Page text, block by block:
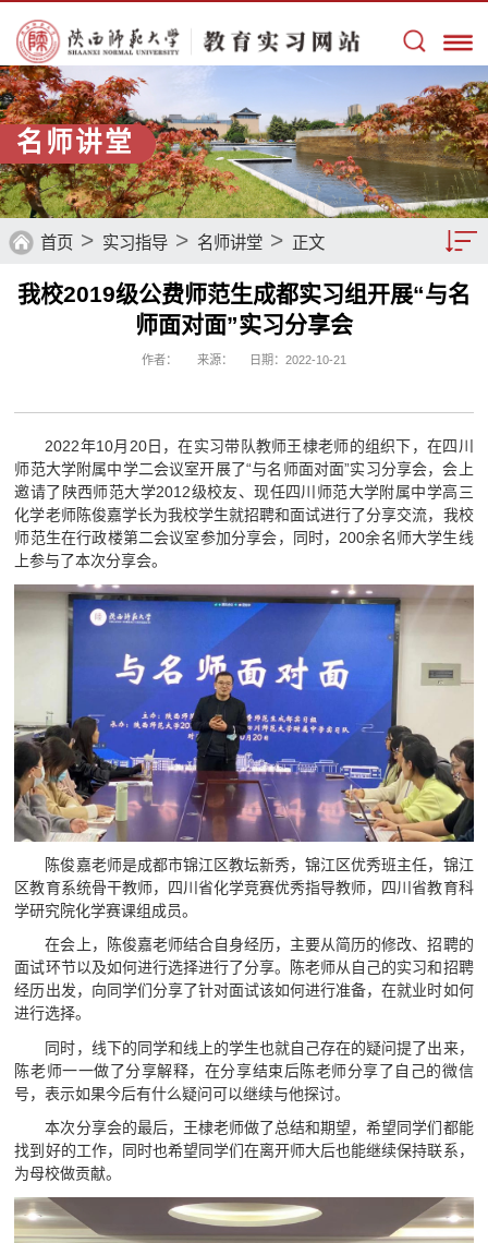
名师讲堂
首页 > 实习指导 > 名师讲堂 > 正文
名师讲堂
我校2019级公费师范生成都实习组开展“与名
师面对面”实习分享会
作者： 来源： 日期：2022-10-21
2022年10月20日，在实习带队教师王棣老师的组织下，在四川
师范大学附属中学二会议室开展了“与名师面对面”实习分享会，会上
邀请了陕西师范大学2012级校友、现任四川师范大学附属中学高三
化学老师陈俊嘉学长为我校学生就招聘和面试进行了分享交流，我校
师范生在行政楼第二会议室参加分享会，同时，200余名师大学生线
上参与了本次分享会。
陈俊嘉老师是成都市锦江区教坛新秀，锦江区优秀班主任，锦江
区教育系统骨干教师，四川省化学竞赛优秀指导教师，四川省教育科
学研究院化学赛课组成员。
在会上，陈俊嘉老师结合自身经历，主要从简历的修改、招聘的
面试环节以及如何进行选择进行了分享。陈老师从自己的实习和招聘
经历出发，向同学们分享了针对面试该如何进行准备，在就业时如何
进行选择。
同时，线下的同学和线上的学生也就自己存在的疑问提了出来，
陈老师一一做了分享解释，在分享结束后陈老师分享了自己的微信
号，表示如果今后有什么疑问可以继续与他探讨。
本次分享会的最后，王棣老师做了总结和期望，希望同学们都能
找到好的工作，同时也希望同学们在离开师大后也能继续保持联系，
为母校做贡献。